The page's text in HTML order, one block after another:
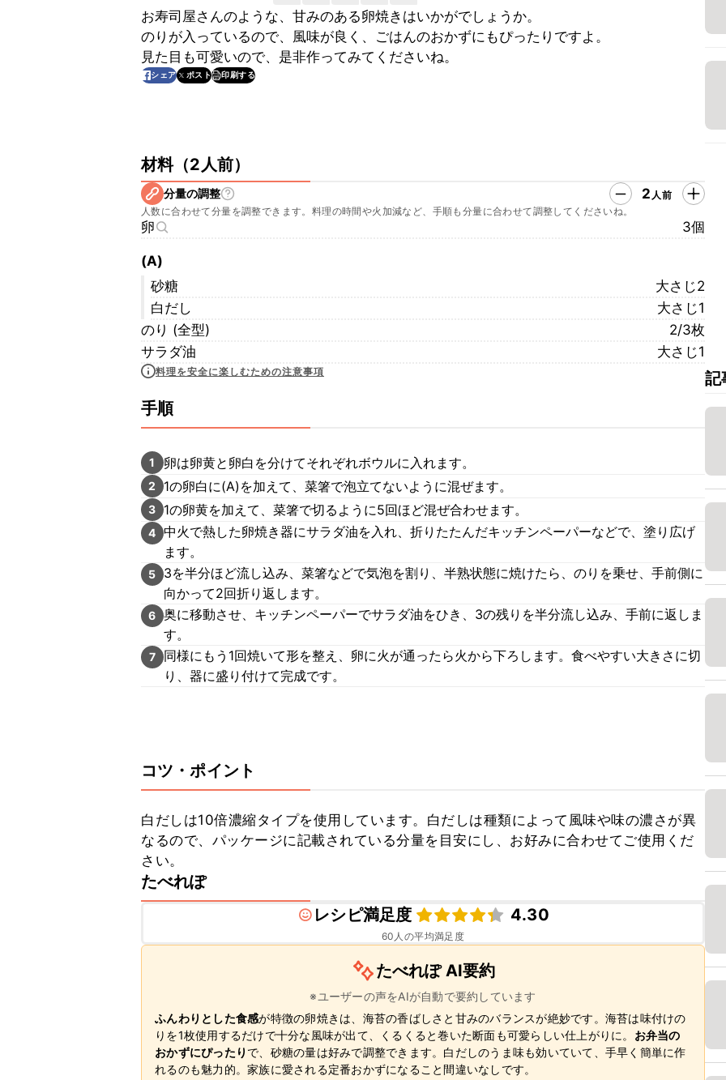
お寿司屋さんのような、甘みのある卵焼きはいかがでしょうか。
のりが入っているので、風味が良く、ごはんのおかずにもぴったりですよ。
見た目も可愛いので、是非作ってみてくださいね。
シェア ポスト 印刷する
材料（2人前）
分量の調整 2 人前
人数に合わせて分量を調整できます。料理の時間や火加減など、手順も分量に合わせて調整してくださいね。
卵 3個
(A)
砂糖
大さじ2
白だし
大さじ1
のり (全型)
2/3枚
サラダ油
大さじ1
料理を安全に楽しむための注意事項
手順
1 卵は卵黄と卵白を分けてそれぞれボウルに入れます。
2 1の卵白に(A)を加えて、菜箸で泡立てないように混ぜます。
3 1の卵黄を加えて、菜箸で切るように5回ほど混ぜ合わせます。
4 中火で熱した卵焼き器にサラダ油を入れ、折りたたんだキッチンペーパーなどで、塗り広げ
ます。
5
3を半分ほど流し込み、菜箸などで気泡を割り、半熟状態に焼けたら、のりを乗せ、手前側に
向かって2回折り返します。
6 奥に移動させ、キッチンペーパーでサラダ油をひき、3の残りを半分流し込み、手前に返しま
す。
7
同様にもう1回焼いて形を整え、卵に火が通ったら火から下ろします。食べやすい大きさに切
り、器に盛り付けて完成です。
コツ・ポイント
白だしは10倍濃縮タイプを使用しています。白だしは種類によって風味や味の濃さが異
なるので、パッケージに記載されている分量を目安にし、お好みに合わせてご使用くだ
さい。
たべれぽ
レシピ満足度
4.30
60 人の平均満足度
たべれぽ AI要約
※ユーザーの声をAIが自動で要約しています
ふんわりとした食感が特徴の卵焼きは、海苔の香ばしさと甘みのバランスが絶妙です。海苔は味付けの
りを1枚使用するだけで十分な風味が出て、くるくると巻いた断面も可愛らしい仕上がりに。 お弁当の
おかずにぴったり で、砂糖の量は好みで調整できます。白だしのうま味も効いていて、手早く簡単に作
れるのも魅力的。家族に愛される定番おかずになること間違いなしです。
記